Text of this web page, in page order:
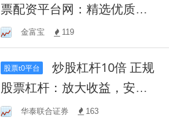
票配资平台网：精选优质，
助您盈利！
金富宝 119
股票t0平台
炒股杠杆10倍 正规
股票杠杆：放大收益，安全
投资新选择
华泰联合证券 163